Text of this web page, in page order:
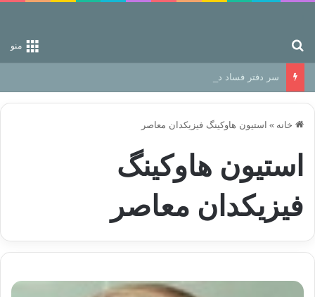
منو
سر دفتر فساد در زمین‌، دوری وکناره‌گیری از راه خداست‌!
خانه » استیون هاوکینگ فیزیکدان معاصر
استیون هاوکینگ
فیزیکدان معاصر